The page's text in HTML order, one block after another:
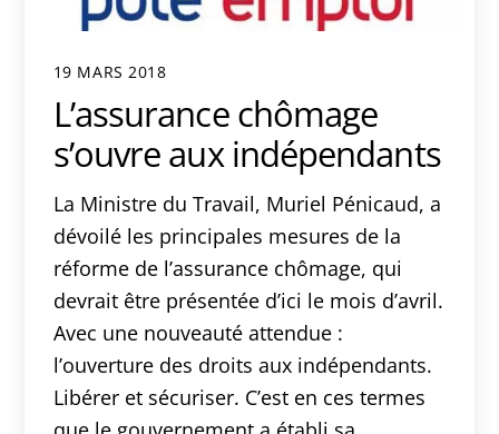
19 MARS 2018
L’assurance chômage
s’ouvre aux indépendants
La Ministre du Travail, Muriel Pénicaud, a
dévoilé les principales mesures de la
réforme de l’assurance chômage, qui
devrait être présentée d’ici le mois d’avril.
Avec une nouveauté attendue :
l’ouverture des droits aux indépendants.
Libérer et sécuriser. C’est en ces termes